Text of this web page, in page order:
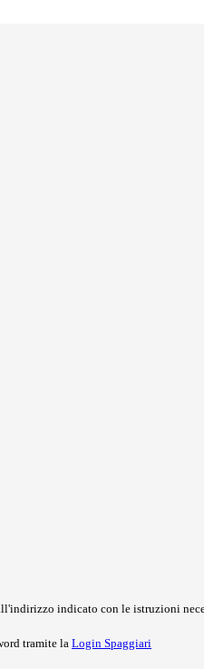
indicato con le istruzioni
tramite la Login Spaggiari